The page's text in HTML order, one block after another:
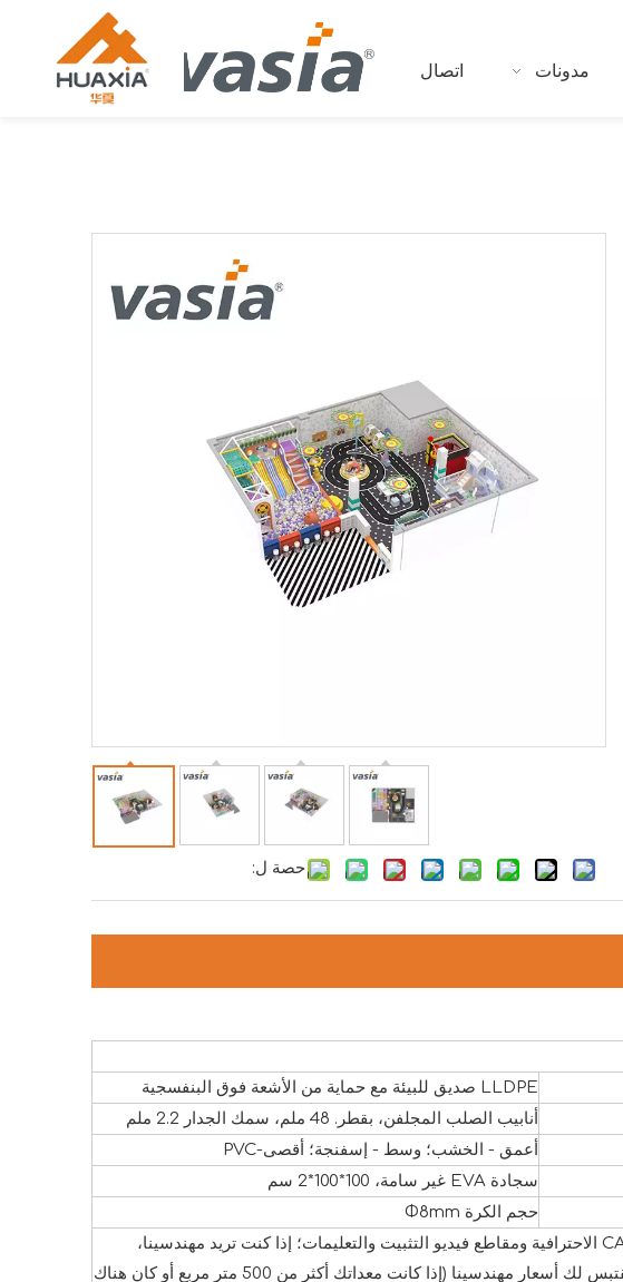
مدونات اتصال
حصة ل:
LLDPE صديق للبيئة مع حماية من الأشعة فوق البنفسجية
أنابيب الصلب المجلفن، بقطر. 48 ملم، سمك الجدار 2.2 ملم
أعمق - الخشب؛ وسط - إسفنجة؛ أقصى-PVC
سجادة EVA غير سامة، 100*100*2 سم
حجم الكرة Φ8mm
إذا قررتم التثبيت بأنفسكم، فسنقدم لكم رسومات CAD الاحترافية ومقاطع فيديو التثبيت والتعليمات؛ إذا كنت تريد مهندسينا،
فسنتحقق من عدد المهندسين وعدد أيام العمل، وسنقتبس لك أسعار مهندسينا (إذا كانت معداتك أكثر من 500 متر مربع أو كان هناك